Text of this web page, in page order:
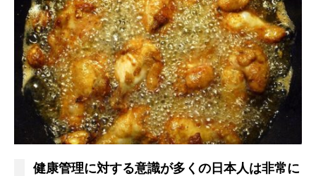
健康管理に対する意識が多くの日本人は非常に